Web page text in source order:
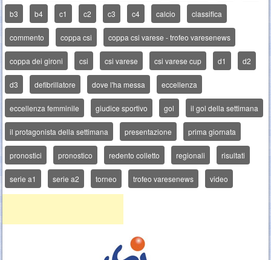
b3 b4 c1 c2 c3 c4 calcio classifica
commento coppa csi coppa csi varese - trofeo varesenews
coppa dei gironi csi csi varese csi varese cup d1 d2
d3 defibrillatore dove l'ha messa eccellenza
eccellenza femminile giudice sportivo gol il gol della settimana
il protagonista della settimana presentazione prima giornata
pronostici pronostico redento colletto regionali risultati
serie a1 serie a2 torneo trofeo varesenews video